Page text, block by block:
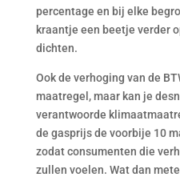
percentage en bij elke
kraantje een beetje verder
dichten.
Ook de verhoging van de
maatregel, maar kan je
verantwoorde
de gasprijs de voorbije 10
zodat consumenten die
zullen voelen. Wat dan